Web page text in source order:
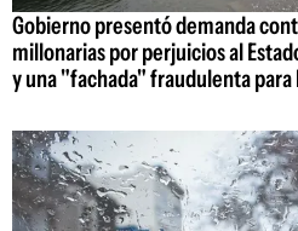
Gobierno presentó demanda
millonarias por perjuicios al
y una "fachada" fraudulenta para